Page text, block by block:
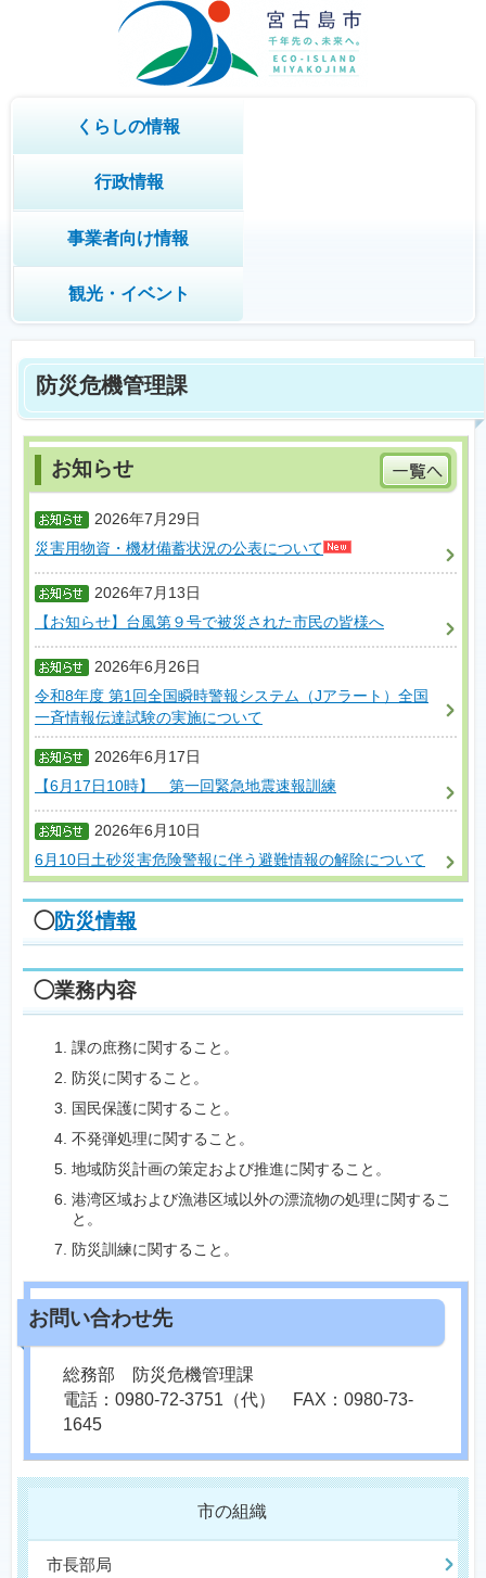
くらしの情報
行政情報
事業者向け情報
観光・イベント
防災危機管理課
2026年7月29日
災害用物資・機材備蓄状況の公表について
2026年7月13日
【お知らせ】台風第９号で被災された市民の皆様へ
2026年6月26日
令和8年度 第1回全国瞬時警報システム（Jアラート）全国
一斉情報伝達試験の実施について
2026年6月17日
【6月17日10時】 第一回緊急地震速報訓練
2026年6月10日
6月10日土砂災害危険警報に伴う避難情報の解除について
◯防災情報
◯業務内容
課の庶務に関すること。
防災に関すること。
国民保護に関すること。
不発弾処理に関すること。
地域防災計画の策定および推進に関すること。
港湾区域および漁港区域以外の漂流物の処理に関するこ
と。
防災訓練に関すること。
総務部 防災危機管理課
電話：0980-72-3751（代） FAX：0980-73-
1645
市の組織
市長部局